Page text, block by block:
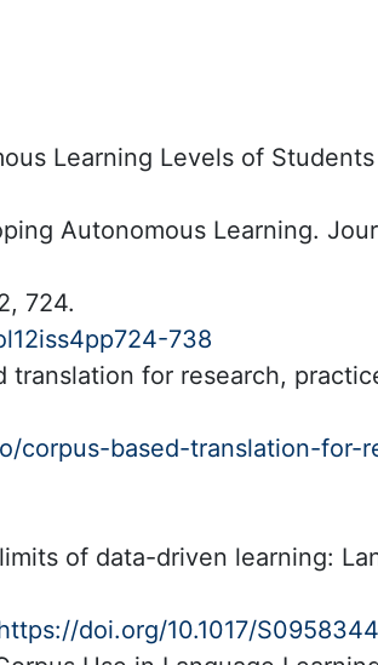
Learning Levels of
Autonomous Learning.
724.
738
translation for research,
corpus-based-translation-for-
of data-driven learning:
doi.org/10.1017/